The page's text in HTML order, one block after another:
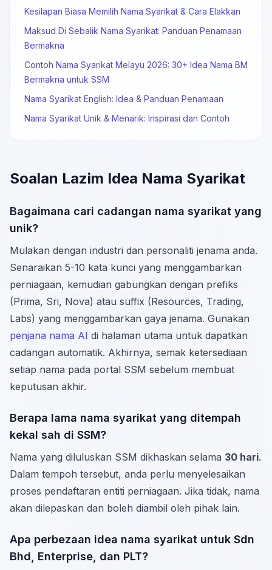
Kesilapan Biasa Memilih Nama Syarikat & Cara Elakkan
Maksud Di Sebalik Nama Syarikat: Panduan Penamaan
Bermakna
Contoh Nama Syarikat Melayu 2026: 30+ Idea Nama BM
Bermakna untuk SSM
Nama Syarikat English: Idea & Panduan Penamaan
Nama Syarikat Unik & Menarik: Inspirasi dan Contoh
Soalan Lazim Idea Nama Syarikat
Bagaimana cari cadangan nama syarikat yang
unik?
Mulakan dengan industri dan personaliti jenama anda.
Senaraikan 5-10 kata kunci yang menggambarkan
perniagaan, kemudian gabungkan dengan prefiks
(Prima, Sri, Nova) atau suffix (Resources, Trading,
Labs) yang menggambarkan gaya jenama. Gunakan
penjana nama AI di halaman utama untuk dapatkan
cadangan automatik. Akhirnya, semak ketersediaan
setiap nama pada portal SSM sebelum membuat
keputusan akhir.
Berapa lama nama syarikat yang ditempah
kekal sah di SSM?
Nama yang diluluskan SSM dikhaskan selama 30 hari.
Dalam tempoh tersebut, anda perlu menyelesaikan
proses pendaftaran entiti perniagaan. Jika tidak, nama
akan dilepaskan dan boleh diambil oleh pihak lain.
Apa perbezaan idea nama syarikat untuk Sdn
Bhd, Enterprise, dan PLT?